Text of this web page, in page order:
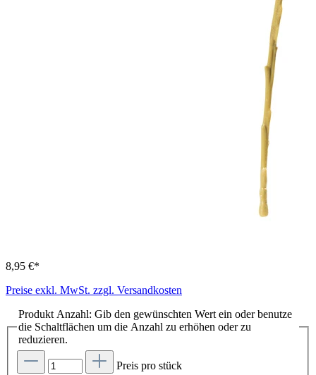
8,95 €*
Preise exkl. MwSt. zzgl. Versandkosten
Produkt Anzahl: Gib den gewünschten Wert ein oder benutze
die Schaltflächen um die Anzahl zu erhöhen oder zu
reduzieren.
Preis pro stück